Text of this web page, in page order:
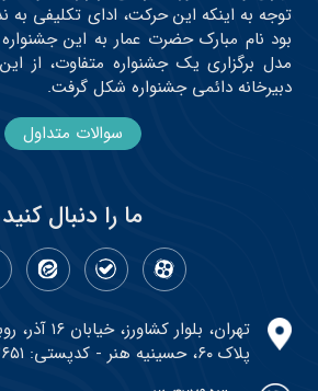
توجه به اینکه این حرکت، ادای تکلیفی به
بود نام مبارک حضرت عمار به این
مدل برگزاری یک جشنواره متفاوت، از
دبیرخانه دائمی جشنواره شکل گرفت.
سوالات متداول
ما را دنبال کنید
تهران، بلوار
پلاک ۶۰، حسینیه هنر - کدپستی: ۱۴۱۷۹۷۳۶۵۱